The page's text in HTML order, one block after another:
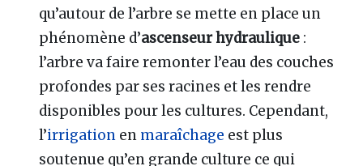
qu’autour de l’arbre se mette en place un
phénomène d’ascenseur hydraulique :
l’arbre va faire remonter l’eau des couches
profondes par ses racines et les rendre
disponibles pour les cultures. Cependant,
l’irrigation en maraîchage est plus
soutenue qu’en grande culture ce qui